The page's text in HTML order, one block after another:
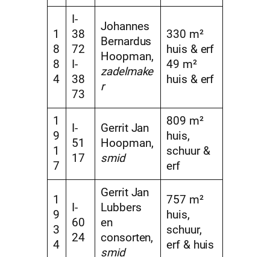
1
8
8
4
I-
38
72
I-
38
73
Johannes
Bernardus
Hoopman,
zadelmake
r
330 m²
huis & erf
49 m²
huis & erf
1
9
1
7
I-
51
17
Gerrit Jan
Hoopman,
smid
809 m²
huis,
schuur &
erf
1
9
3
4
I-
60
24
Gerrit Jan
Lubbers
en
consorten,
smid
757 m²
huis,
schuur,
erf & huis